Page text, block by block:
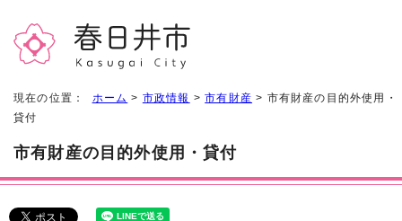
現在の位置： ホーム > 市政情報 >市有財産 > 市有財産の目的外使用・
貸付
市有財産の目的外使用・貸付